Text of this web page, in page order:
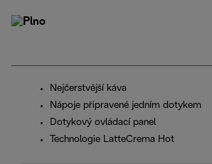
Nejčerstvější káva
Nápoje připravené jedním dotykem
Dotykový ovládací panel
Technologie LatteCrema Hot